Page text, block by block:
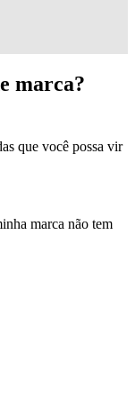
marca?
que você possa vir
marca não tem